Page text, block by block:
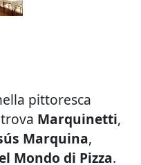
pittoresca
Marquinetti,
Marquina,
Mondo di Pizza.